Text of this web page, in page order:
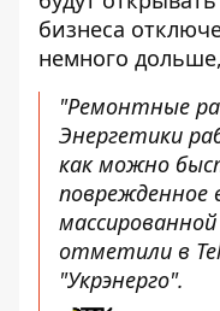
бизнеса
немного
"Ремонтные
Энергетики
как можно
поврежденное
отметили в
"Укрэнерго".